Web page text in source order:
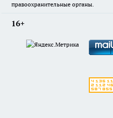
правоохранительные органы.
16+